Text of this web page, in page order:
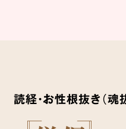
読経・お性根抜き（魂